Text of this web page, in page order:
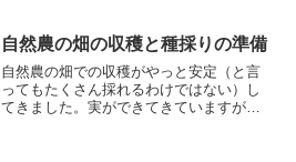
くれました。
自然農の畑の収穫と種採りの準備
自然農の畑での収穫がやっと安定（と言
ってもたくさん採れるわけではない）し
てきました。実ができてきていますが、